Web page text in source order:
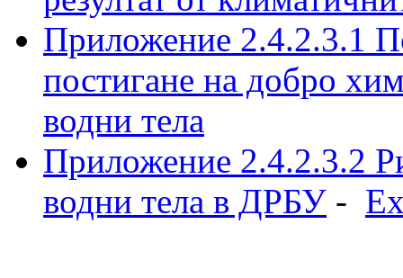
Приложение 2.4.2.3.1
постигане на добро
водни тела
Приложение 2.4.2.3.2
водни тела в ДРБУ -